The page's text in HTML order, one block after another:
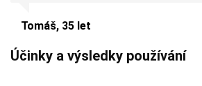
Tomáš, 35 let
Účinky a výsledky používání